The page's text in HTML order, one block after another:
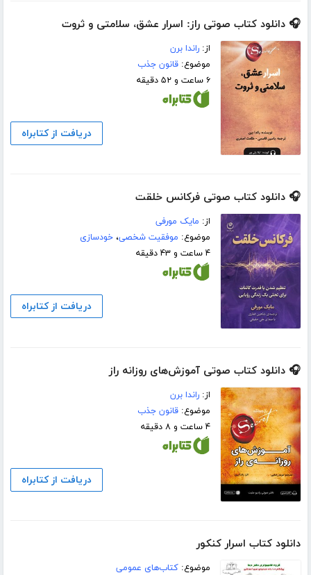
🎧 دانلود کتاب صوتی راز: اسرار عشق، سلامتی و ثروت
از:راندا برن
موضوع:قانون جذب
۶ ساعت و ۵۲ دقیقه
دریافت از کتابراه
🎧 دانلود کتاب صوتی فرکانس خلقت
از: مایک مورفی
موضوع: موفقیت شخصی،خودسازی
۴ ساعت و ۴۳ دقیقه
دریافت از کتابراه
🎧 دانلود کتاب صوتی آموزش‌های روزانه راز
از:راندا برن
موضوع:قانون جذب
۴ ساعت و ۸ دقیقه
دریافت از کتابراه
دانلود کتاب اسرار کنکور
موضوع:کتاب‌های عمومی